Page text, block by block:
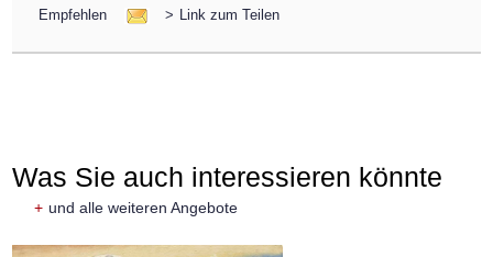
Empfehlen > Link zum Teilen
Was Sie auch interessieren könnte
+ und alle weiteren Angebote